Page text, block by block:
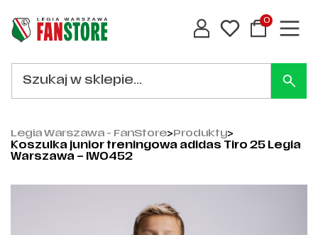
0
Legia Warszawa - FanStore>Produkty>
Koszulka junior treningowa adidas Tiro 25 Legia
Warszawa – IW0452